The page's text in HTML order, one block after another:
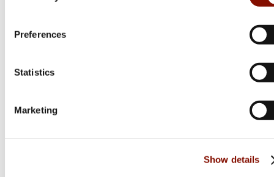
Preferences
Statistics
Marketing
Show details
Scandium